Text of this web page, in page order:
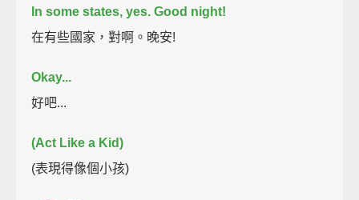
In some states, yes. Good night!
在有些國家，對啊。晚安!
Okay...
好吧...
(Act Like a Kid)
(表現得像個小孩)